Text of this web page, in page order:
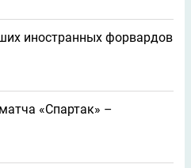
иностранных форвардов
«Спартак» –